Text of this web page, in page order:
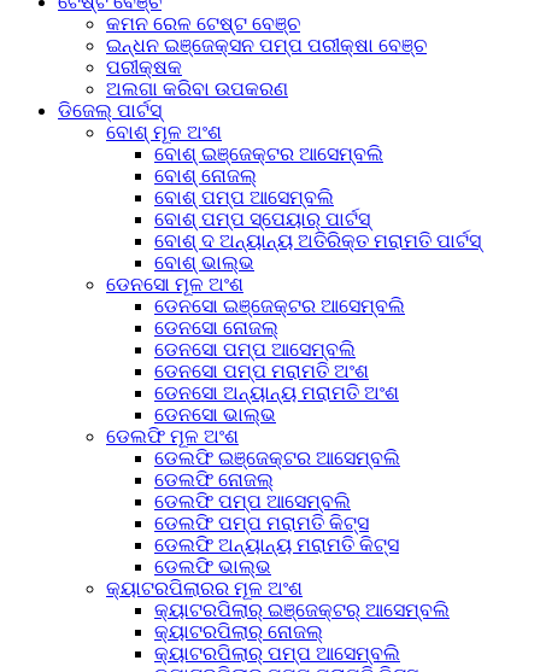
କମନ ରେଳ ଟେଷ୍ଟ ବେଞ୍ଚ
ଇନ୍ଧନ ଇଞ୍ଜେକ୍ସନ ପମ୍ପ ପରୀକ୍ଷା ବେଞ୍ଚ
ପରୀକ୍ଷକ
ଅଲଗା କରିବା ଉପକରଣ
ଡିଜେଲ୍ ପାର୍ଟସ୍
ବୋଶ୍ ମୂଳ ଅଂଶ
ବୋଶ୍ ଇଞ୍ଜେକ୍ଟର ଆସେମ୍ବଲି
ବୋଶ୍ ନୋଜଲ୍
ବୋଶ୍ ପମ୍ପ ଆସେମ୍ବଲି
ବୋଶ୍ ପମ୍ପ ସ୍ପେୟାର୍ ପାର୍ଟସ୍
ବୋଶ୍ ଦ ଅନ୍ୟାନ୍ୟ ଅତିରିକ୍ତ ମରାମତି ପାର୍ଟସ୍
ବୋଶ୍ ଭାଲ୍ଭ
ଡେନସୋ ମୂଳ ଅଂଶ
ଡେନସୋ ଇଞ୍ଜେକ୍ଟର ଆସେମ୍ବଲି
ଡେନସୋ ନୋଜଲ୍
ଡେନସୋ ପମ୍ପ ଆସେମ୍ବଲି
ଡେନସୋ ପମ୍ପ ମରାମତି ଅଂଶ
ଡେନସୋ ଅନ୍ୟାନ୍ୟ ମରାମତି ଅଂଶ
ଡେନସୋ ଭାଲ୍ଭ
ଡେଲଫି ମୂଳ ଅଂଶ
ଡେଲଫି ଇଞ୍ଜେକ୍ଟର ଆସେମ୍ବଲି
ଡେଲଫି ନୋଜଲ୍
ଡେଲଫି ପମ୍ପ ଆସେମ୍ବଲି
ଡେଲଫି ପମ୍ପ ମରାମତି କିଟ୍ସ
ଡେଲଫି ଅନ୍ୟାନ୍ୟ ମରାମତି କିଟ୍ସ
ଡେଲଫି ଭାଲ୍ଭ
କ୍ୟାଟରପିଲାରର ମୂଳ ଅଂଶ
କ୍ୟାଟରପିଲାର୍ ଇଞ୍ଜେକ୍ଟର୍ ଆସେମ୍ବଲି
କ୍ୟାଟରପିଲାର୍ ନୋଜଲ୍
କ୍ୟାଟରପିଲାର୍ ପମ୍ପ ଆସେମ୍ବଲି